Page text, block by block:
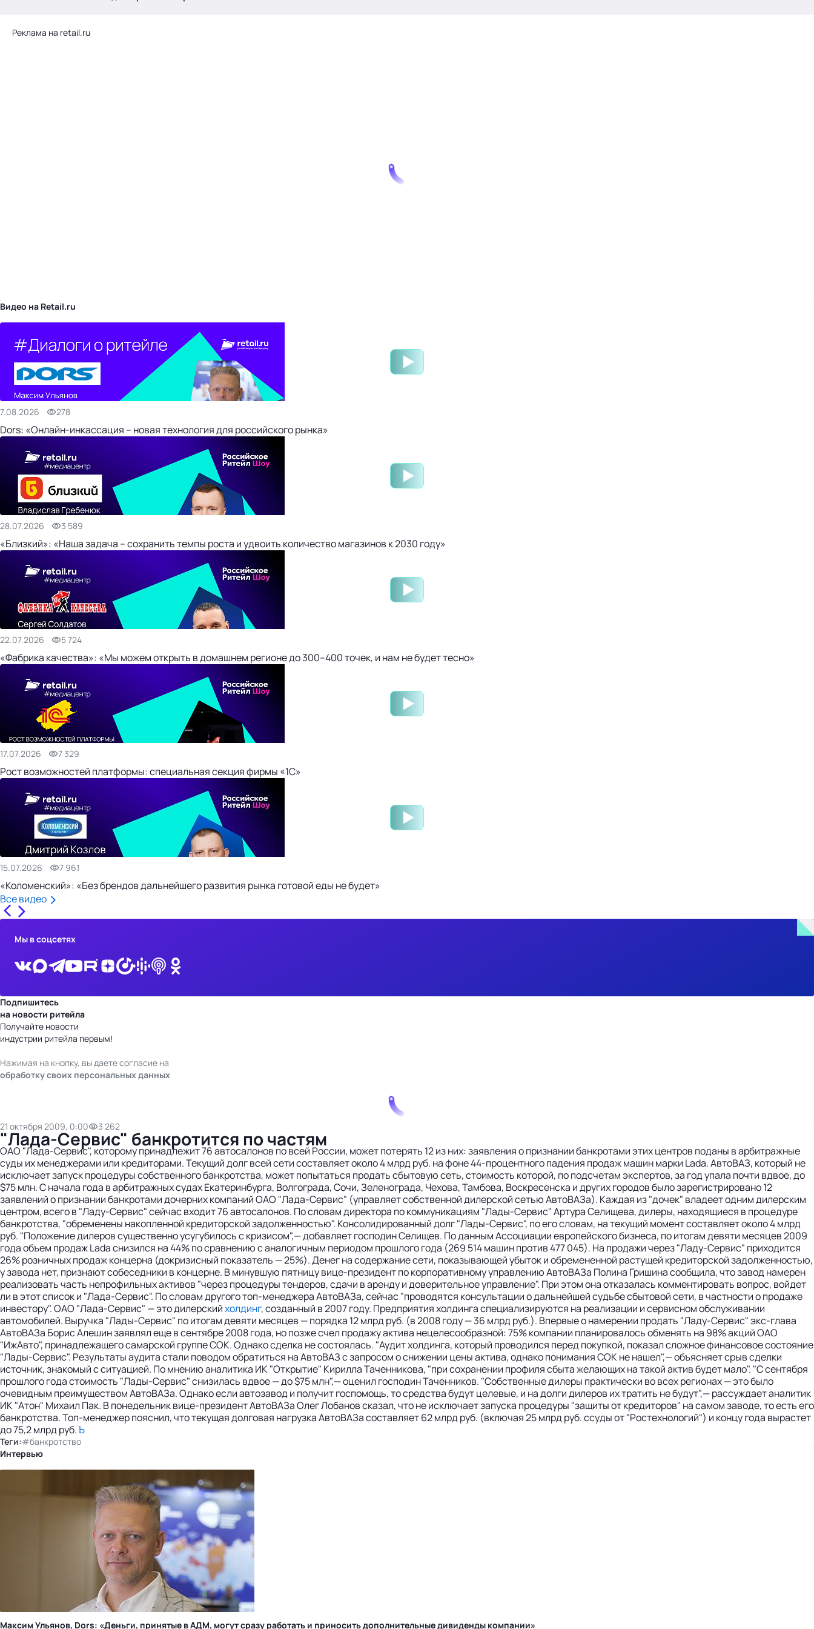
Реклама на retail.ru
Видео на Retail.ru
7.08.2026 278
Dors: «Онлайн-инкассация – новая технология для российского рынка»
28.07.2026 3 589
«Близкий»: «Наша задача – сохранить темпы роста и удвоить количество магазинов к 2030 году»
22.07.2026 5 724
«Фабрика качества»: «Мы можем открыть в домашнем регионе до 300–400 точек, и нам не будет тесно»
17.07.2026 7 329
Рост возможностей платформы: специальная секция фирмы «1С»
15.07.2026 7 961
«Коломенский»: «Без брендов дальнейшего развития рынка готовой еды не будет»
Все видео
Мы в соцсетях
Подпишитесь
на новости ритейла
Получайте новости
индустрии ритейла первым!
Нажимая на кнопку, вы даете согласие на
обработку своих персональных данных
21 октября 2009, 0:00 3 262
"Лада-Сервис" банкротится по частям
ОАО "Лада-Сервис", которому принадлежит 76 автосалонов по всей России, может потерять 12 из них: заявления о признании банкротами этих центров поданы в арбитражные
суды их менеджерами или кредиторами. Текущий долг всей сети составляет около 4 млрд руб. на фоне 44-процентного падения продаж машин марки Lada. АвтоВАЗ, который не
исключает запуск процедуры собственного банкротства, может попытаться продать сбытовую сеть, стоимость которой, по подсчетам экспертов, за год упала почти вдвое, до
$75 млн. С начала года в арбитражных судах Екатеринбурга, Волгограда, Сочи, Зеленограда, Чехова, Тамбова, Воскресенска и других городов было зарегистрировано 12
заявлений о признании банкротами дочерних компаний ОАО "Лада-Сервис" (управляет собственной дилерской сетью АвтоВАЗа). Каждая из "дочек" владеет одним дилерским
центром, всего в "Ладу-Сервис" сейчас входит 76 автосалонов. По словам директора по коммуникациям "Лады-Сервис" Артура Селищева, дилеры, находящиеся в процедуре
банкротства, "обременены накопленной кредиторской задолженностью". Консолидированный долг "Лады-Сервис", по его словам, на текущий момент составляет около 4 млрд
руб. "Положение дилеров существенно усугубилось с кризисом",— добавляет господин Селищев. По данным Ассоциации европейского бизнеса, по итогам девяти месяцев 2009
года объем продаж Lada снизился на 44% по сравнению с аналогичным периодом прошлого года (269 514 машин против 477 045). На продажи через "Ладу-Сервис" приходится
26% розничных продаж концерна (докризисный показатель — 25%). Денег на содержание сети, показывающей убыток и обремененной растущей кредиторской задолженностью,
у завода нет, признают собеседники в концерне. В минувшую пятницу вице-президент по корпоративному управлению АвтоВАЗа Полина Гришина сообщила, что завод намерен
реализовать часть непрофильных активов "через процедуры тендеров, сдачи в аренду и доверительное управление". При этом она отказалась комментировать вопрос, войдет
ли в этот список и "Лада-Сервис". По словам другого топ-менеджера АвтоВАЗа, сейчас "проводятся консультации о дальнейшей судьбе сбытовой сети, в частности о продаже
инвестору". ОАО "Лада-Сервис" — это дилерскийхолдинг, созданный в 2007 году. Предприятия холдинга специализируются на реализации и сервисном обслуживании
автомобилей. Выручка "Лады-Сервис" по итогам девяти месяцев — порядка 12 млрд руб. (в 2008 году — 36 млрд руб.). Впервые о намерении продать "Ладу-Сервис" экс-глава
АвтоВАЗа Борис Алешин заявлял еще в сентябре 2008 года, но позже счел продажу актива нецелесообразной: 75% компании планировалось обменять на 98% акций ОАО
"ИжАвто", принадлежащего самарской группе СОК. Однако сделка не состоялась. "Аудит холдинга, который проводился перед покупкой, показал сложное финансовое состояние
"Лады-Сервис". Результаты аудита стали поводом обратиться на АвтоВАЗ с запросом о снижении цены актива, однако понимания СОК не нашел",— объясняет срыв сделки
источник, знакомый с ситуацией. По мнению аналитика ИК "Открытие" Кирилла Таченникова, "при сохранении профиля сбыта желающих на такой актив будет мало". "С сентября
прошлого года стоимость "Лады-Сервис" снизилась вдвое — до $75 млн",— оценил господин Таченников. "Собственные дилеры практически во всех регионах — это было
очевидным преимуществом АвтоВАЗа. Однако если автозавод и получит госпомощь, то средства будут целевые, и на долги дилеров их тратить не будут",— рассуждает аналитик
ИК "Атон" Михаил Пак. В понедельник вице-президент АвтоВАЗа Олег Лобанов сказал, что не исключает запуска процедуры "защиты от кредиторов" на самом заводе, то есть его
банкротства. Топ-менеджер пояснил, что текущая долговая нагрузка АвтоВАЗа составляет 62 млрд руб. (включая 25 млрд руб. ссуды от "Ростехнологий") и концу года вырастет
до 75,2 млрд руб.Ъ
Теги:#банкротство
Интервью
Максим Ульянов, Dors: «Деньги, принятые в АДМ, могут сразу работать и приносить дополнительные дивиденды компании»